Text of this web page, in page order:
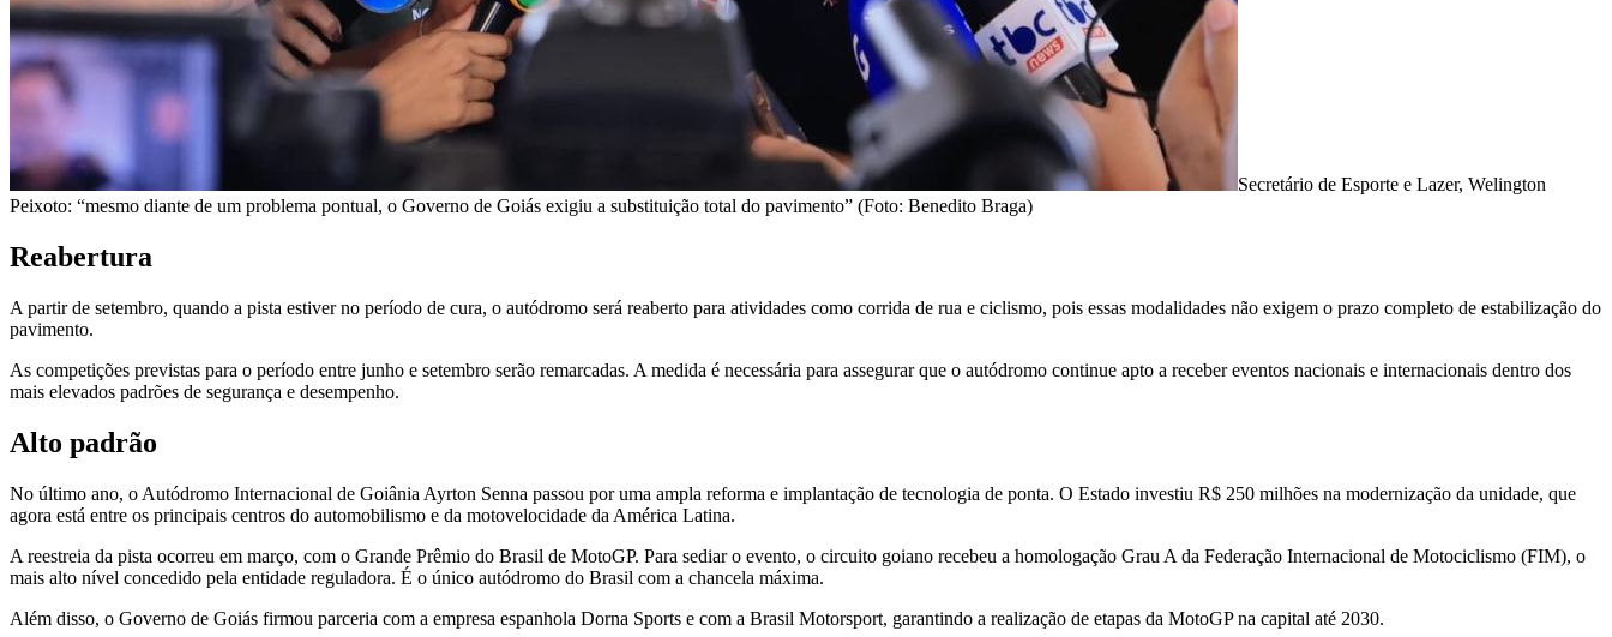
Secretário de Esporte e Lazer, Welington
Peixoto: “mesmo diante de um problema pontual, o Governo de Goiás exigiu a substituição total do pavimento” (Foto: Benedito Braga)
Reabertura
A partir de setembro, quando a pista estiver no período de cura, o autódromo será reaberto para atividades como corrida de rua e ciclismo, pois essas modalidades não exigem o prazo completo de estabilização do
pavimento.
As competições previstas para o período entre junho e setembro serão remarcadas. A medida é necessária para assegurar que o autódromo continue apto a receber eventos nacionais e internacionais dentro dos
mais elevados padrões de segurança e desempenho.
Alto padrão
No último ano, o Autódromo Internacional de Goiânia Ayrton Senna passou por uma ampla reforma e implantação de tecnologia de ponta. O Estado investiu R$ 250 milhões na modernização da unidade, que
agora está entre os principais centros do automobilismo e da motovelocidade da América Latina.
A reestreia da pista ocorreu em março, com o Grande Prêmio do Brasil de MotoGP. Para sediar o evento, o circuito goiano recebeu a homologação Grau A da Federação Internacional de Motociclismo (FIM), o
mais alto nível concedido pela entidade reguladora. É o único autódromo do Brasil com a chancela máxima.
Além disso, o Governo de Goiás firmou parceria com a empresa espanhola Dorna Sports e com a Brasil Motorsport, garantindo a realização de etapas da MotoGP na capital até 2030.